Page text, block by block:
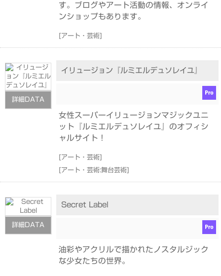
す。ブログやアート活動の情報、オンライ
ンショップもあります。
[アート・芸術]
詳細DATA
イリュージョン『ルミエルデュソレイユ』
女性スーパーイリュージョンマジックユニ
ット『ルミエルデュソレイユ』のオフィシ
ャルサイト！
[アート・芸術]
[アート・芸術:舞台芸術]
詳細DATA
Secret Label
油彩やアクリルで描かれたノスタルジック
な少女たちの世界。